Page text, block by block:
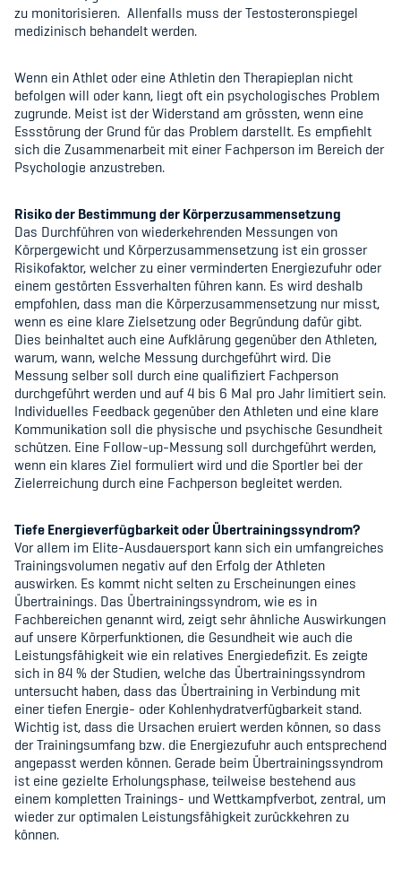
zu monitorisieren. Allenfalls muss der Testosteronspiegel
medizinisch behandelt werden.
Wenn ein Athlet oder eine Athletin den Therapieplan nicht
befolgen will oder kann, liegt oft ein psychologisches Problem
zugrunde. Meist ist der Widerstand am grössten, wenn eine
Essstörung der Grund für das Problem darstellt. Es empfiehlt
sich die Zusammenarbeit mit einer Fachperson im Bereich der
Psychologie anzustreben.
Risiko der Bestimmung der Körperzusammensetzung
Das Durchführen von wiederkehrenden Messungen von
Körpergewicht und Körperzusammensetzung ist ein grosser
Risikofaktor, welcher zu einer verminderten Energiezufuhr oder
einem gestörten Essverhalten führen kann. Es wird deshalb
empfohlen, dass man die Körperzusammensetzung nur misst,
wenn es eine klare Zielsetzung oder Begründung dafür gibt.
Dies beinhaltet auch eine Aufklärung gegenüber den Athleten,
warum, wann, welche Messung durchgeführt wird. Die
Messung selber soll durch eine qualifiziert Fachperson
durchgeführt werden und auf 4 bis 6 Mal pro Jahr limitiert sein.
Individuelles Feedback gegenüber den Athleten und eine klare
Kommunikation soll die physische und psychische Gesundheit
schützen. Eine Follow-up-Messung soll durchgeführt werden,
wenn ein klares Ziel formuliert wird und die Sportler bei der
Zielerreichung durch eine Fachperson begleitet werden.
Tiefe Energieverfügbarkeit oder Übertrainingssyndrom?
Vor allem im Elite-Ausdauersport kann sich ein umfangreiches
Trainingsvolumen negativ auf den Erfolg der Athleten
auswirken. Es kommt nicht selten zu Erscheinungen eines
Übertrainings. Das Übertrainingssyndrom, wie es in
Fachbereichen genannt wird, zeigt sehr ähnliche Auswirkungen
auf unsere Körperfunktionen, die Gesundheit wie auch die
Leistungsfähigkeit wie ein relatives Energiedefizit. Es zeigte
sich in 84 % der Studien, welche das Übertrainingssyndrom
untersucht haben, dass das Übertraining in Verbindung mit
einer tiefen Energie- oder Kohlenhydratverfügbarkeit stand.
Wichtig ist, dass die Ursachen eruiert werden können, so dass
der Trainingsumfang bzw. die Energiezufuhr auch entsprechend
angepasst werden können. Gerade beim Übertrainingssyndrom
ist eine gezielte Erholungsphase, teilweise bestehend aus
einem kompletten Trainings- und Wettkampfverbot, zentral, um
wieder zur optimalen Leistungsfähigkeit zurückkehren zu
können.